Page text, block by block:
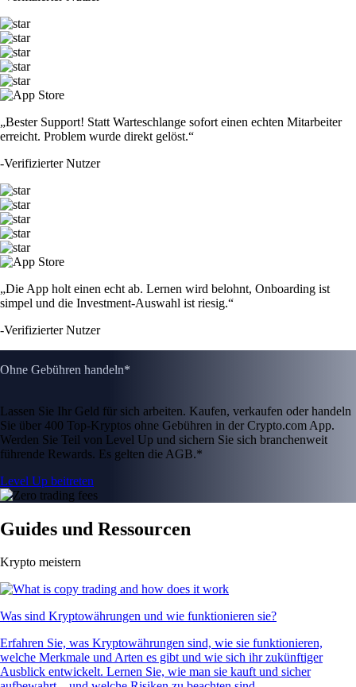
„Bester Support! Statt Warteschlange sofort einen echten Mitarbeiter
erreicht. Problem wurde direkt gelöst.“
-Verifizierter Nutzer
„Die App holt einen echt ab. Lernen wird belohnt, Onboarding ist
simpel und die Investment-Auswahl ist riesig.“
-Verifizierter Nutzer
Ohne Gebühren handeln*
Lassen Sie Ihr Geld für sich arbeiten. Kaufen, verkaufen oder handeln
Sie über 400 Top-Kryptos ohne Gebühren in der Crypto.com App.
Werden Sie Teil von Level Up und sichern Sie sich branchenweit
führende Rewards. Es gelten die AGB.*
Level Up beitreten
Guides und Ressourcen
Krypto meistern
Was sind Kryptowährungen und wie funktionieren sie?
Erfahren Sie, was Kryptowährungen sind, wie sie funktionieren,
welche Merkmale und Arten es gibt und wie sich ihr zukünftiger
Ausblick entwickelt. Lernen Sie, wie man sie kauft und sicher